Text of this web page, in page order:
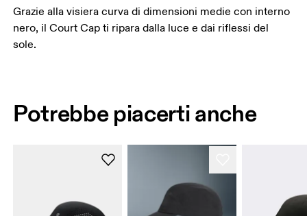
Grazie alla visiera curva di dimensioni medie con interno
nero, il Court Cap ti ripara dalla luce e dai riflessi del
sole.
Potrebbe piacerti anche